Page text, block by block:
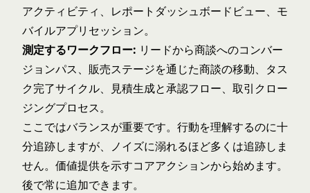
アクティビティ、レポートダッシュボードビュー、モ
バイルアプリセッション。
測定するワークフロー: リードから商談へのコンバー
ジョンパス、販売ステージを通じた商談の移動、タス
ク完了サイクル、見積生成と承認フロー、取引クロー
ジングプロセス。
ここではバランスが重要です。行動を理解するのに十
分追跡しますが、ノイズに溺れるほど多くは追跡しま
せん。価値提供を示すコアアクションから始めます。
後で常に追加できます。